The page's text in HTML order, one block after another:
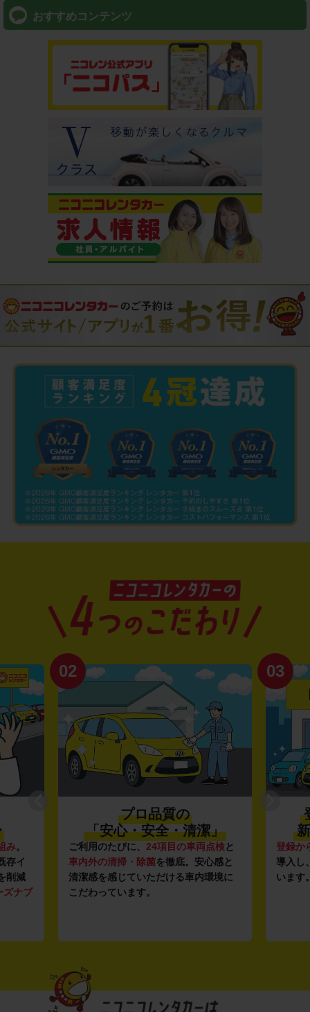
おすすめコンテンツ
み。
存イ
削減
ズナブ
02
プロ品質の
「安心・安全・清潔」
ご利用のたびに、 24項目の車両点検と
車内外の清掃・除菌を徹底。安心感と
清潔感を感じていただける車内環境に
こだわっています。
03
登録か
導入し
います